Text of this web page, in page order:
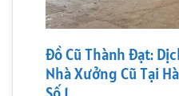
Đồ Cũ Thành Đạt:
Nhà Xưởng Cũ Tại